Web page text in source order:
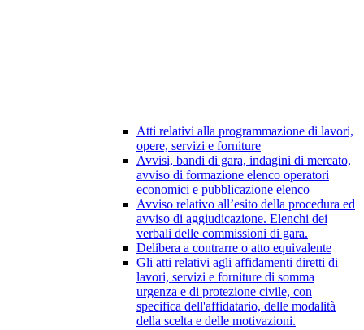
Atti relativi alla programmazione di lavori,
opere, servizi e forniture
Avvisi, bandi di gara, indagini di mercato,
avviso di formazione elenco operatori
economici e pubblicazione elenco
Avviso relativo all’esito della procedura ed
avviso di aggiudicazione. Elenchi dei
verbali delle commissioni di gara.
Delibera a contrarre o atto equivalente
Gli atti relativi agli affidamenti diretti di
lavori, servizi e forniture di somma
urgenza e di protezione civile, con
specifica dell'affidatario, delle modalità
della scelta e delle motivazioni.